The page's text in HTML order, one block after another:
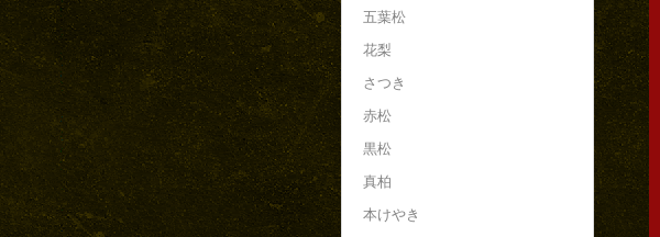
五葉松
花梨
さつき
赤松
黒松
真柏
本けやき